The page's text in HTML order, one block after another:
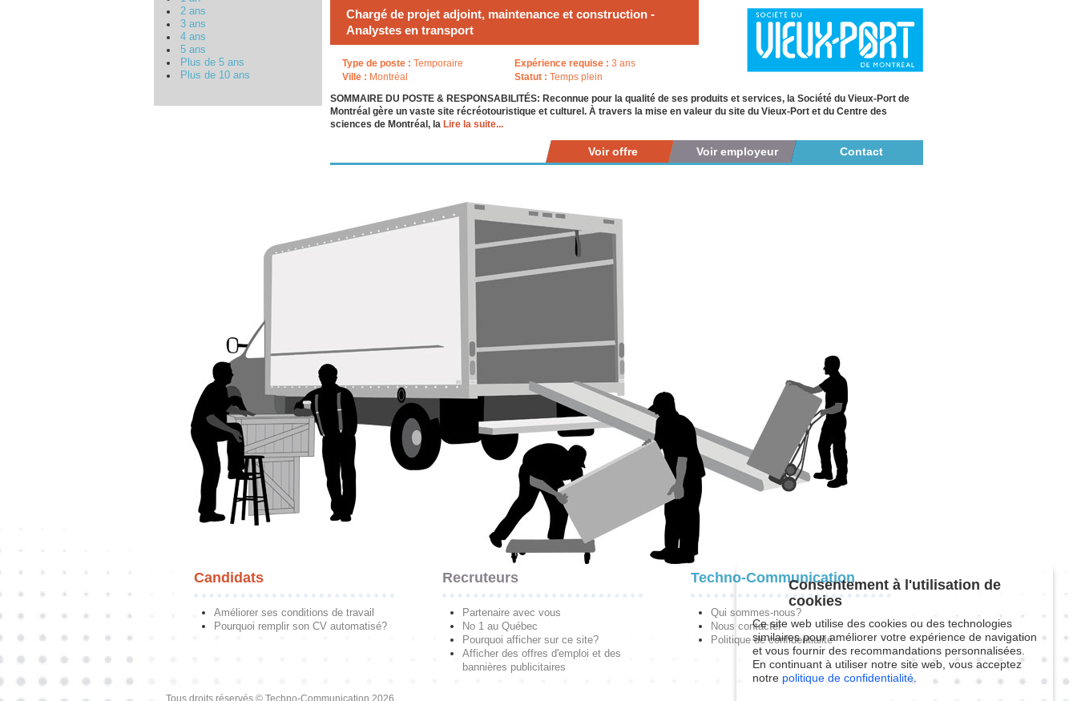
2 ans
3 ans
4 ans
5 ans
Plus de 5 ans
Plus de 10 ans
Chargé de projet adjoint, maintenance et construction -
Analystes en transport
Type de poste : Temporaire
Ville : Montréal
Expérience requise : 3 ans
Statut : Temps plein
SOMMAIRE DU POSTE & RESPONSABILITÉS: Reconnue pour la qualité de ses produits et services, la Société du Vieux-Port de
Montréal gère un vaste site récréotouristique et culturel. À travers la mise en valeur du site du Vieux-Port et du Centre des
sciences de Montréal, la Lire la suite...
Voir offre Voir employeur Contact
Candidats
Améliorer ses conditions de travail
Pourquoi remplir son CV automatisé?
Recruteurs
Partenaire avec vous
No 1 au Québec
Pourquoi afficher sur ce site?
Afficher des offres d'emploi et des
bannières publicitaires
Techno-Communication
Qui sommes-nous?
Nous contacter
Politique de confidentialité
Tous droits réservés © Techno-Communication 2026
Consentement à l'utilisation de
cookies
Ce site web utilise des cookies ou des technologies
similaires pour améliorer votre expérience de navigation
et vous fournir des recommandations personnalisées.
En continuant à utiliser notre site web, vous acceptez
notre politique de confidentialité.